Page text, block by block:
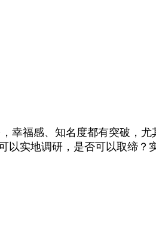
幸福感、知名度都有突破，
实地调研，是否可以取缔？